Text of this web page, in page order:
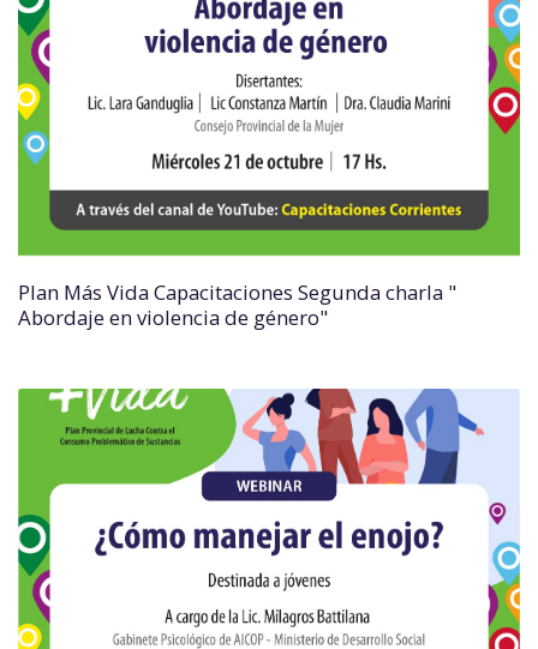
Plan Más Vida Capacitaciones Segunda charla "
Abordaje en violencia de género"